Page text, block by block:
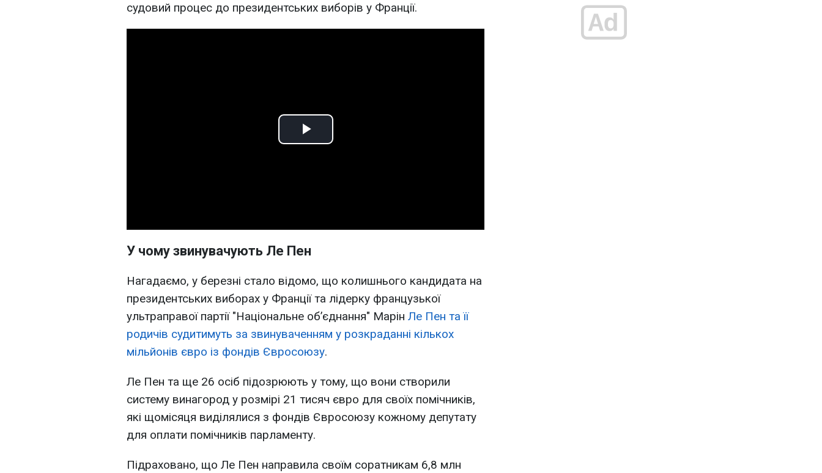
судовий процес до президентських виборів у Франції.
Play
У чому звинувачують Ле Пен
Нагадаємо, у березні стало відомо, що колишнього кандидата на
президентських виборах у Франції та лідерку французької
ультраправої партії "Національне обʼєднання" Марін Ле Пен та її
родичів судитимуть за звинуваченням у розкраданні кількох
мільйонів євро із фондів Євросоюзу.
Ле Пен та ще 26 осіб підозрюють у тому, що вони створили
систему винагород у розмірі 21 тисяч євро для своїх помічників,
які щомісяця виділялися з фондів Євросоюзу кожному депутату
для оплати помічників парламенту.
Підраховано, що Ле Пен направила своїм соратникам 6,8 млн